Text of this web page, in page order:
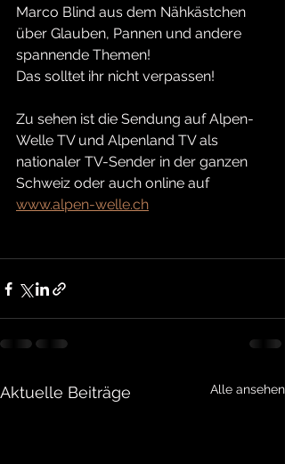
Marco Blind aus dem Nähkästchen
über Glauben, Pannen und andere
spannende Themen!
Das solltet ihr nicht verpassen!
Zu sehen ist die Sendung auf Alpen-
Welle TV und Alpenland TV als
nationaler TV-Sender in der ganzen
Schweiz oder auch online auf
www.alpen-welle.ch
Aktuelle Beiträge Alle ansehen